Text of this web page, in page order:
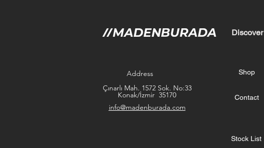
Discover
Address
Çınarlı Mah. 1572 Sok. No:33
Konak/İzmir 35170
Shop
Contact
info@madenburada.com
Stock List